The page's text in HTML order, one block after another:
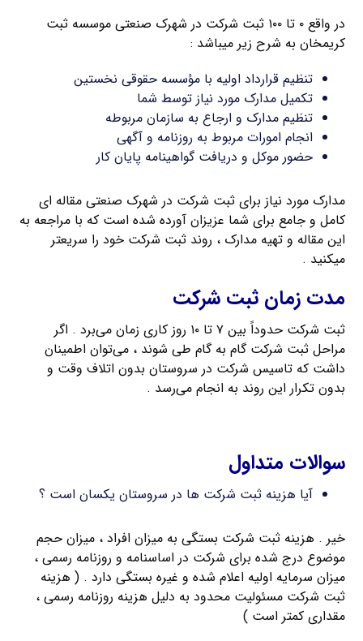
در واقع ۰ تا ۱۰۰ ثبت شرکت در شهرک صنعتی موسسه ثبت
کریمخان به شرح زیر میباشد :
تنظیم قرارداد اولیه با مؤسسه حقوقی نخستین
تکمیل مدارک مورد نیاز توسط شما
تنظیم مدارک و ارجاع به سازمان مربوطه
انجام امورات مربوط به روزنامه و آگهی
حضور موکل و دریافت گواهینامه پایان کار
مدارک مورد نیاز برای ثبت شرکت در شهرک صنعتی مقاله ای
کامل و جامع برای شما عزیزان آورده شده است که با مراجعه به
این مقاله و تهیه مدارک ، روند ثبت شرکت خود را سریعتر
میکنید .
مدت زمان ثبت شرکت
ثبت شرکت حدوداً بین ۷ تا ۱۰ روز کاری زمان می‌برد . اگر
مراحل ثبت شرکت گام به گام طی شوند ، می‌توان اطمینان
داشت که تاسیس شرکت در سروستان بدون اتلاف وقت و
بدون تکرار این روند به انجام می‌رسد .
سوالات متداول
آیا هزینه ثبت شرکت ها در سروستان یکسان است ؟
خیر . هزینه ثبت شرکت بستگی به میزان افراد ، میزان حجم
موضوع درج شده برای شرکت در اساسنامه و روزنامه رسمی ،
میزان سرمایه اولیه اعلام شده و غیره بستگی دارد . ( هزینه
ثبت شرکت مسئولیت محدود به دلیل هزینه روزنامه رسمی ،
مقداری کمتر است )